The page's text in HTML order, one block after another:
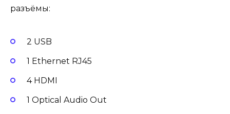
разъёмы:
2 USB
1 Ethernet RJ45
4 HDMI
1 Optical Audio Out